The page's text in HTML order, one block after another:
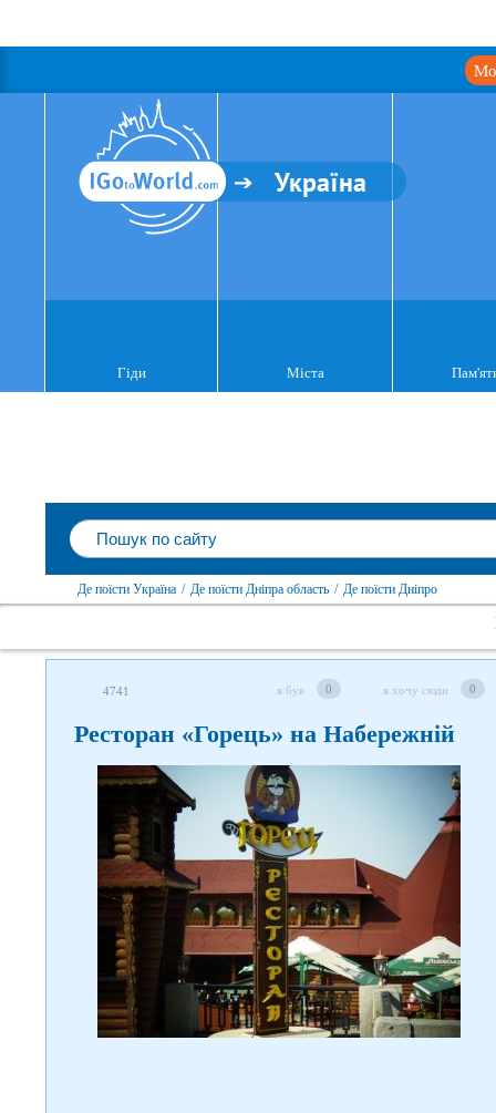
Україна
Гіди Міста
Де поїсти Україна / Де поїсти Дніпра область / Де поїсти Дніпро
4741 я був 0 я хочу сюди 0
Ресторан «Горець» на Набережній
Слідкуйте за нами в соцмережах